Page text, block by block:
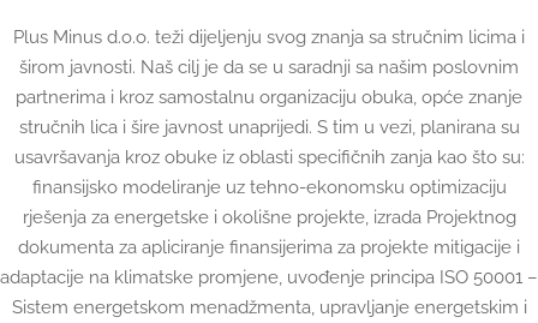
Plus Minus d.o.o. teži dijeljenju svog znanja sa stručnim licima i
širom javnosti. Naš cilj je da se u saradnji sa našim poslovnim
partnerima i kroz samostalnu organizaciju obuka, opće znanje
stručnih lica i šire javnost unaprijedi. S tim u vezi, planirana su
usavršavanja kroz obuke iz oblasti specifičnih zanja kao što su:
finansijsko modeliranje uz tehno-ekonomsku optimizaciju
rješenja za energetske i okolišne projekte, izrada Projektnog
dokumenta za apliciranje finansijerima za projekte mitigacije i
adaptacije na klimatske promjene, uvođenje principa ISO 50001 –
Sistem energetskom menadžmenta, upravljanje energetskim i